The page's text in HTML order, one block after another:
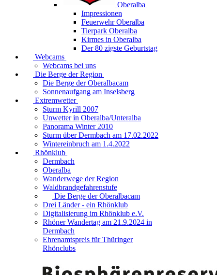
Oberalba
Impressionen
Feuerwehr Oberalba
Tierpark Oberalba
Kirmes in Oberalba
Der 80 zigste Geburtstag
Webcams
Webcams bei uns
Die Berge der Region
Die Berge der Oberalbacam
Sonnenaufgang am Inselsberg
Extremwetter
Sturm Kyrill 2007
Unwetter in Oberalba/Unteralba
Panorama Winter 2010
Sturm über Dermbach am 17.02.2022
Wintereinbruch am 1.4.2022
Rhönklub
Dermbach
Oberalba
Wanderwege der Region
Waldbrandgefahrenstufe
Die Berge der Oberalbacam
Drei Länder - ein Rhönklub
Digitalisierung im Rhönklub e.V.
Rhöner Wandertag am 21.9.2024 in
Dermbach
Ehrenamtspreis für Thüringer
Rhönclubs